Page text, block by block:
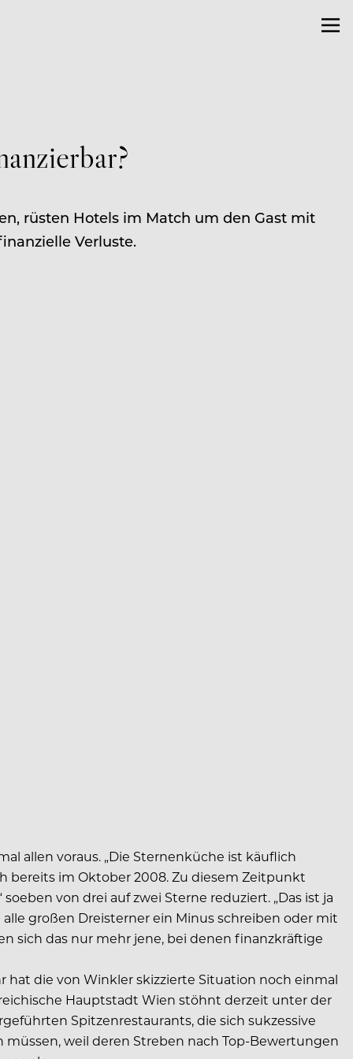
rüsten Hotels im Match um den Gast mit
Verluste.
allen voraus. „Die Sternenküche ist käuflich
bereits im Oktober 2008. Zu diesem Zeitpunkt
von drei auf zwei Sterne reduziert. „Das ist ja
alle großen Dreisterner ein Minus schreiben oder mit
sich das nur mehr jene, bei denen finanzkräftige
hat die von Winkler skizzierte Situation noch einmal
Hauptstadt Wien stöhnt derzeit unter der
Spitzenrestaurants, die sich sukzessive
weil deren Streben nach Top-Bewertungen